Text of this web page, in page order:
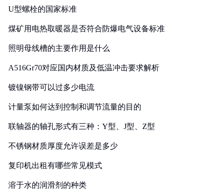
U型螺栓的国家标准
煤矿用电热取暖器是否符合防爆电气设备标准
照明母线槽的主要作用是什么
A516Gr70对应国内材质及低温冲击要求解析
镀镍钢带可以过多少电流
计量泵如何达到控制和调节流量的目的
联轴器的轴孔形式有三种：Y型、J型、Z型
不锈钢材质厚度允许误差是多少
复印机出租有哪些常见模式
溶于水的润滑剂的种类